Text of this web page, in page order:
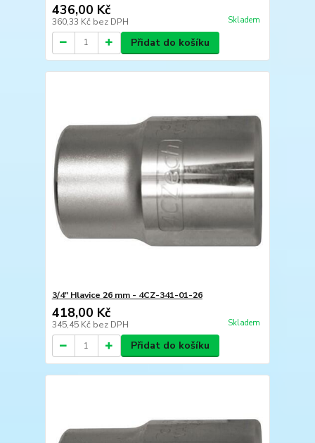
436,00 Kč
360,33 Kč bez DPH Skladem
Přidat do košíku
3/4" Hlavice 26 mm - 4CZ-341-01-26
418,00 Kč
345,45 Kč bez DPH Skladem
Přidat do košíku